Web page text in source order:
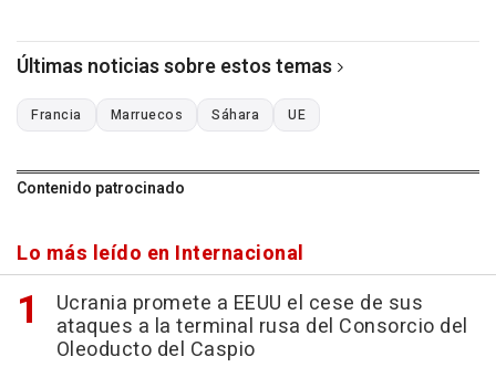
Últimas noticias sobre estos temas
Francia Marruecos Sáhara UE
Contenido patrocinado
Lo más leído en Internacional
Ucrania promete a EEUU el cese de sus
ataques a la terminal rusa del Consorcio del
Oleoducto del Caspio